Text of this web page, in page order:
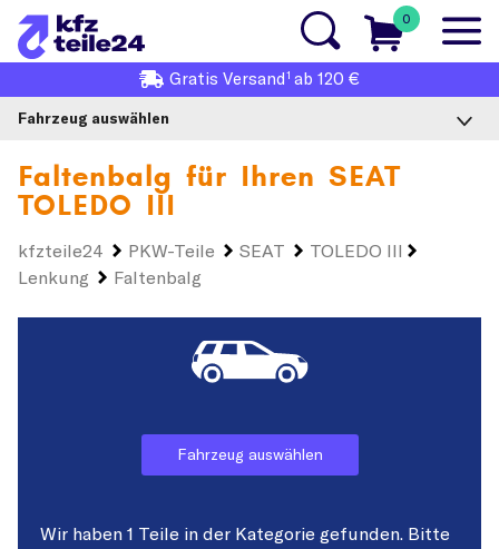
0
Gratis Versand1 ab 120 €
Fahrzeug auswählen
Faltenbalg für Ihren SEAT
TOLEDO III
kfzteile24 PKW-Teile SEAT
TOLEDO III
Lenkung
Faltenbalg
Fahrzeug auswählen
Wir haben 1 Teile in der Kategorie gefunden. Bitte